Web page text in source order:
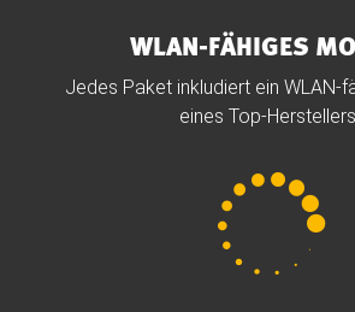
WLAN-FÄHIGES
Jedes Paket inkludiert ein WLAN-
eines Top-
